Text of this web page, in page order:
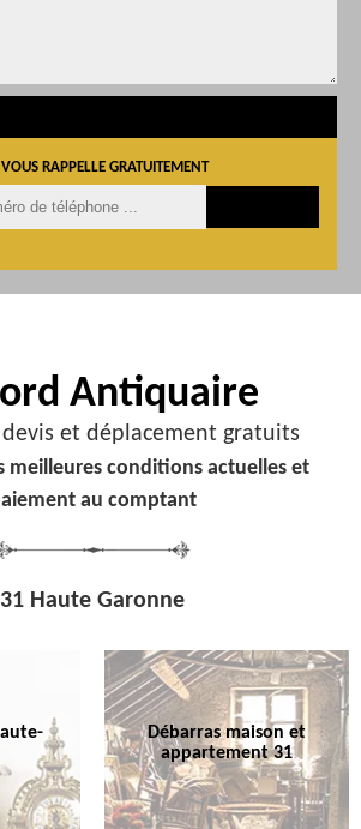
RAPPELLE GRATUITEMENT
Antiquaire
et déplacement gratuits
meilleures conditions actuelles et
au comptant
31 Haute Garonne
Débarras maison et
appartement 31